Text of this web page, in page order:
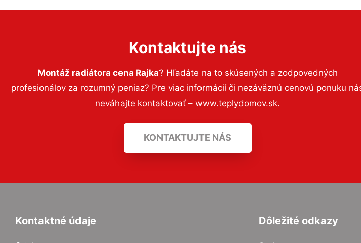
Kontaktujte nás
Montáž radiátora cena Rajka? Hľadáte na to skúsených a zodpovedných
profesionálov za rozumný peniaz? Pre viac informácií či nezáväznú cenovú ponuku
neváhajte kontaktovať – www.teplydomov.sk.
KONTAKTUJTE NÁS
Kontaktné údaje Dôležité odkazy